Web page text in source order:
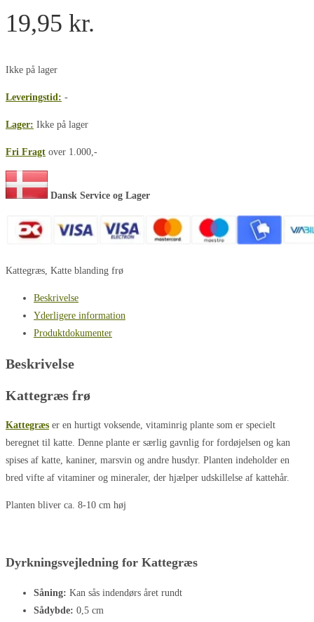
19,95 kr.
Ikke på lager
Leveringstid: -
Lager: Ikke på lager
Fri Fragt over 1.000,-
Dansk Service og Lager
Kattegræs, Katte blanding frø
Beskrivelse
Yderligere information
Produktdokumenter
Beskrivelse
Kattegræs frø
Kattegræs er en hurtigt voksende, vitaminrig plante som er specielt
beregnet til katte. Denne plante er særlig gavnlig for fordøjelsen og kan
spises af katte, kaniner, marsvin og andre husdyr. Planten indeholder en
bred vifte af vitaminer og mineraler, der hjælper udskillelse af kattehår.
Planten bliver ca. 8-10 cm høj
Dyrkningsvejledning for Kattegræs
Såning: Kan sås indendørs året rundt
Sådybde: 0,5 cm